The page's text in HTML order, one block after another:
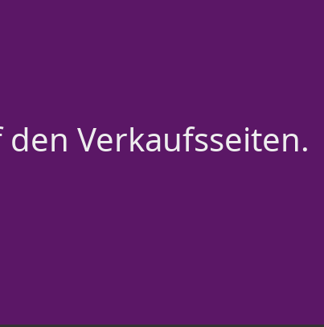
Verkaufsseiten.